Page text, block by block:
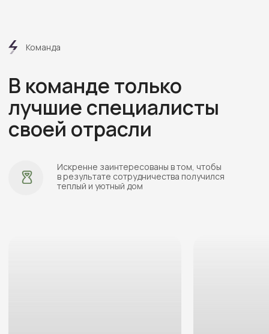
Вероника
Помощник руководителя
Руководитель
Елена